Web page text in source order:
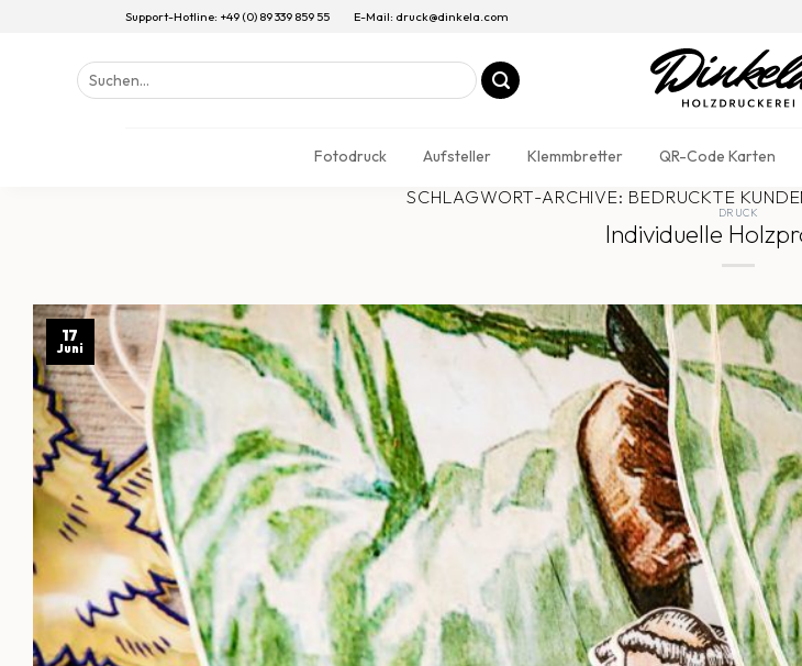
Support-Hotline: +49 (0) 89 339 859 55 E-Mail: druck@dinkela.com
Suchen
nach:
Fotodruck Aufsteller Klemmbretter QR-Code Karten
SCHLAGWORT-ARCHIVE: BEDRUCKTE
DRUCK
Individuelle
17
Juni